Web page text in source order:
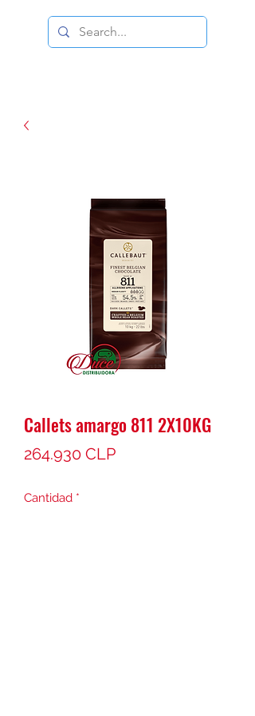
DISTRIBUIDORA DUCE
Callets amargo 811 2X10KG
264.930 CLPPrecio
Cantidad *